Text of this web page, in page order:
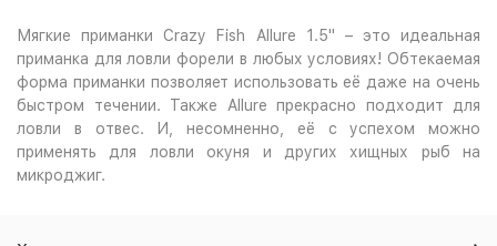
Мягкие приманки Crazy Fish Allure 1.5" – это идеальная
приманка для ловли форели в любых условиях! Обтекаемая
форма приманки позволяет использовать её даже на очень
быстром течении. Также Allure прекрасно подходит для
ловли в отвес. И, несомненно, её с успехом можно
применять для ловли окуня и других хищных рыб на
микроджиг.